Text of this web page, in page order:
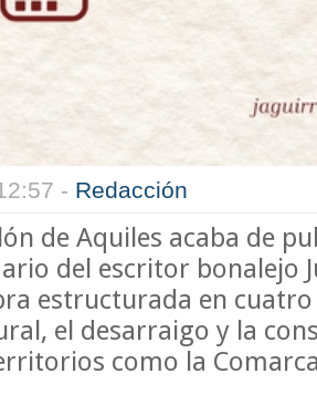
- Redacción
de Aquiles acaba de
del escritor bonalejo
estructurada en
el desarraigo y la
como la